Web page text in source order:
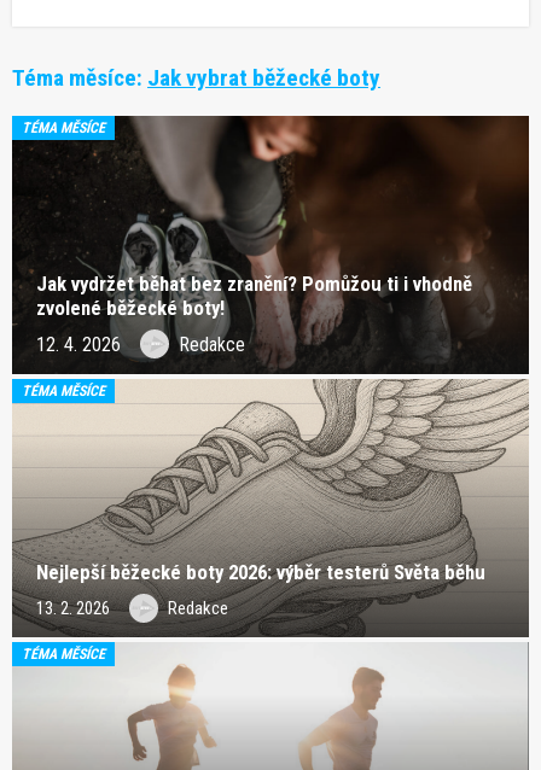
Téma měsíce: Jak vybrat běžecké boty
TÉMA MĚSÍCE
Jak vydržet běhat bez zranění? Pomůžou ti i vhodně
zvolené běžecké boty!
12. 4. 2026 Redakce
TÉMA MĚSÍCE
Nejlepší běžecké boty 2026: výběr testerů Světa běhu
13. 2. 2026 Redakce
TÉMA MĚSÍCE